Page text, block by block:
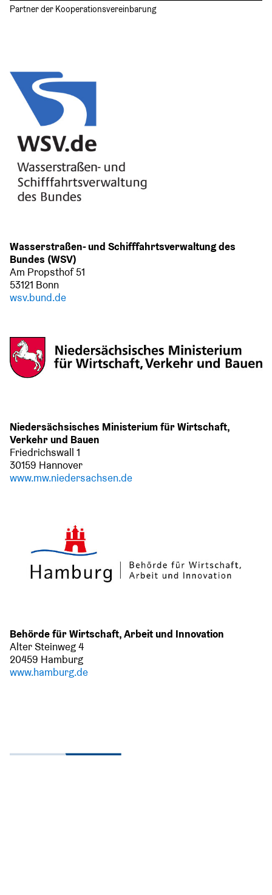
Partner der Kooperationsvereinbarung
Wasserstraßen- und Schifffahrtsverwaltung des
Bundes (WSV)
Am Propsthof 51
53121 Bonn
wsv.bund.de
Niedersächsisches Ministerium für Wirtschaft,
Verkehr und Bauen
Friedrichswall 1
30159 Hannover
www.mw.niedersachsen.de
Behörde für Wirtschaft, Arbeit und Innovation
Alter Steinweg 4
20459 Hamburg
www.hamburg.de